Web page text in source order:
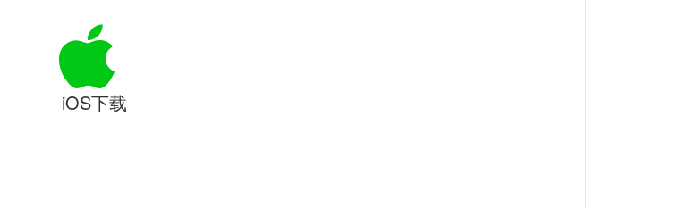
iOS下载